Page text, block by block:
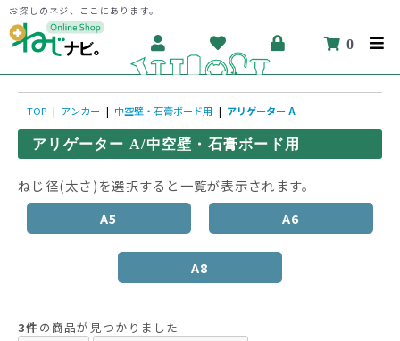
お探しのネジ、ここにあります。
0
TOP | アンカー | 中空壁・石膏ボード用 | アリゲーター A
アリゲーター A/中空壁・石膏ボード用
ねじ径(太さ)を選択すると一覧が表示されます。
A5
A6
A8
3件の商品が見つかりました